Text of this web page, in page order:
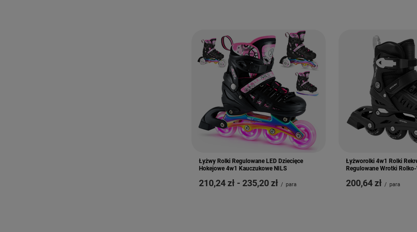
Łyżwy Rolki Regulowane LED Dziecięce
Hokejowe 4w1 Kauczukowe NILS
od
210,24 zł - do
235,20 zł / para
Łyżworolki 4w1 Rolki
Regulowane Wrotki
200,64 zł / para